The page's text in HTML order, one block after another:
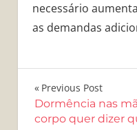
necessário
as demandas
Navegação
de
Previous Post
Dormência nas
corpo quer dizer